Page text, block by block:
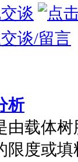
析
由载体
限度或